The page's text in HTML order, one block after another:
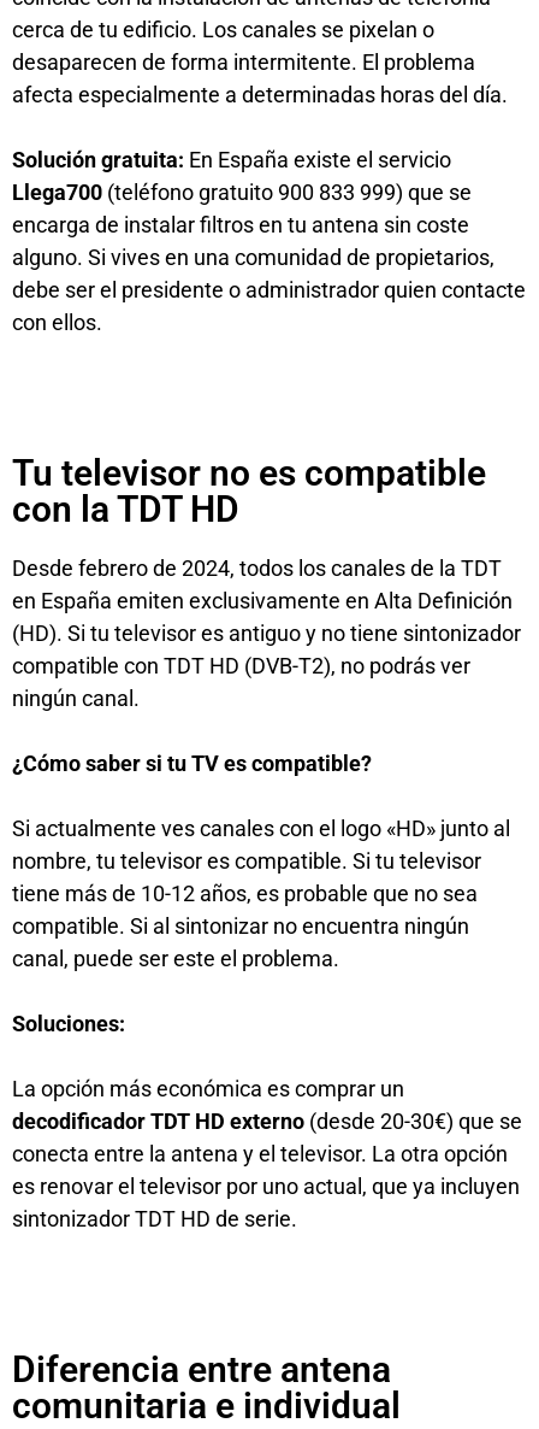
cerca de tu edificio. Los canales se pixelan o
desaparecen de forma intermitente. El problema
afecta especialmente a determinadas horas del día.
Solución gratuita: En España existe el servicio
Llega700 (teléfono gratuito 900 833 999) que se
encarga de instalar filtros en tu antena sin coste
alguno. Si vives en una comunidad de propietarios,
debe ser el presidente o administrador quien contacte
con ellos.
Tu televisor no es compatible
con la TDT HD
Desde febrero de 2024, todos los canales de la TDT
en España emiten exclusivamente en Alta Definición
(HD). Si tu televisor es antiguo y no tiene sintonizador
compatible con TDT HD (DVB-T2), no podrás ver
ningún canal.
¿Cómo saber si tu TV es compatible?
Si actualmente ves canales con el logo «HD» junto al
nombre, tu televisor es compatible. Si tu televisor
tiene más de 10-12 años, es probable que no sea
compatible. Si al sintonizar no encuentra ningún
canal, puede ser este el problema.
Soluciones:
La opción más económica es comprar un
decodificador TDT HD externo (desde 20-30€) que se
conecta entre la antena y el televisor. La otra opción
es renovar el televisor por uno actual, que ya incluyen
sintonizador TDT HD de serie.
Diferencia entre antena
comunitaria e individual